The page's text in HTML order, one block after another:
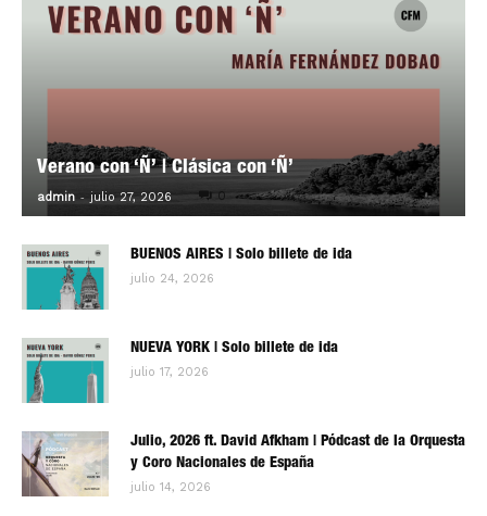
Verano con ‘Ñ’ | Clásica con ‘Ñ’
admin - julio 27, 2026 0
BUENOS AIRES | Solo billete de ida
julio 24, 2026
NUEVA YORK | Solo billete de ida
julio 17, 2026
Julio, 2026 ft. David Afkham | Pódcast de la Orquesta
y Coro Nacionales de España
julio 14, 2026